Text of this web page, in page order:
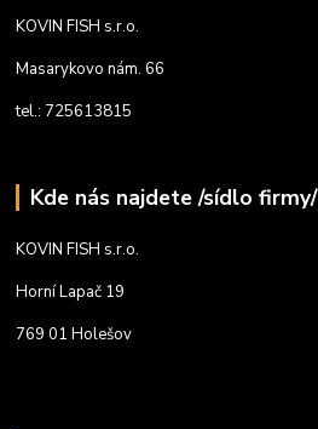
KOVIN FISH s.r.o.
Masarykovo nám. 66
tel.: 725613815
Kde nás najdete /sídlo firmy/
KOVIN FISH s.r.o.
Horní Lapač 19
769 01 Holešov